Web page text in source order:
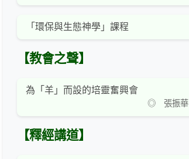
「環保與生態神學」課程
【教會之聲】
為「羊」而設的培靈奮興會
◎ 張振華
【釋經講道】